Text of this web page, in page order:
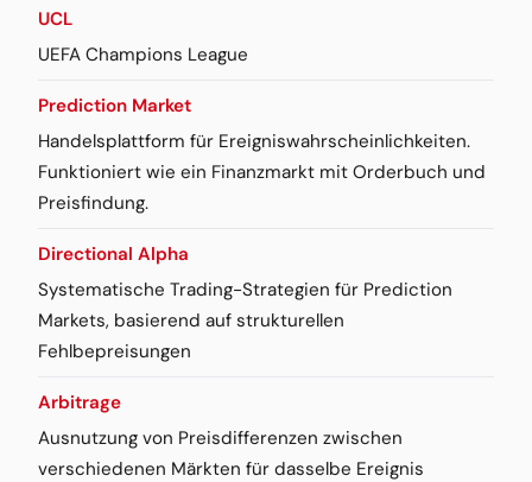
UCL
UEFA Champions League
Prediction Market
Handelsplattform für Ereigniswahrscheinlichkeiten.
Funktioniert wie ein Finanzmarkt mit Orderbuch und
Preisfindung.
Directional Alpha
Systematische Trading-Strategien für Prediction
Markets, basierend auf strukturellen
Fehlbepreisungen
Arbitrage
Ausnutzung von Preisdifferenzen zwischen
verschiedenen Märkten für dasselbe Ereignis